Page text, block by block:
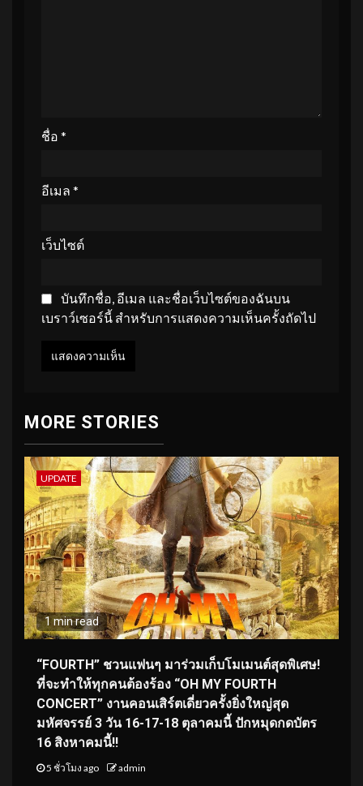
ชื่อ *
อีเมล *
เว็บไซต์
บันทึกชื่อ, อีเมล และชื่อเว็บไซต์ของฉันบน
เบราว์เซอร์นี้ สำหรับการแสดงความเห็นครั้งถัดไป
MORE STORIES
UPDATE
1 min read
“FOURTH” ชวนแฟนๆ มาร่วมเก็บโมเมนต์สุดพิเศษ!
ที่จะทำให้ทุกคนต้องร้อง “OH MY FOURTH
CONCERT” งานคอนเสิร์ตเดี่ยวครั้งยิ่งใหญ่สุด
มหัศจรรย์ 3 วัน 16-17-18 ตุลาคมนี้ ปักหมุดกดบัตร
16 สิงหาคมนี้!!
5 ชั่วโมง ago admin